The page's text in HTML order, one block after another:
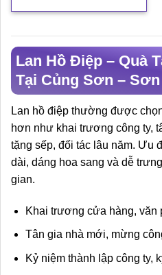
Lan Hồ Điệp – Quà
Tại Củng Sơn –
Lan hồ điệp thường được
hơn như khai trương công ty,
tặng sếp, đối tác lâu năm. Ưu
dài, dáng hoa sang và dễ
gian.
Khai trương cửa hàng, văn
Tân gia nhà mới, mừng
Kỷ niệm thành lập công ty,